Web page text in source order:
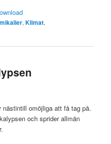
,Klimat,
omöjliga att få tag på.
och sprider allmän